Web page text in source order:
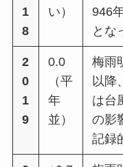
1
8
い）
946
とな
2
0
1
9
0.0
（平
年
並）
梅⾬
以降
は台
の影
記録